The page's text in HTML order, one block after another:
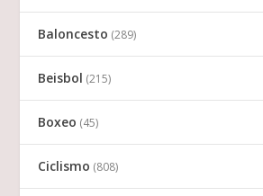
Baloncesto (289)
Beisbol (215)
Boxeo (45)
Ciclismo (808)